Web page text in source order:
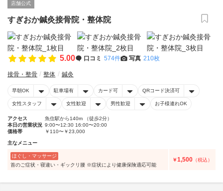
店舗公式
すぎおか鍼灸接骨院・整体院
5.00 口コミ 574件 写真 210枚
接骨・整骨 整体 鍼灸
早朝OK 駐車場有 カード可 QRコード決済可
女性スタッフ 女性歓迎 男性歓迎 お子様連れOK
アクセス
魚住駅から140m （徒歩2分）
本日の営業状況 9:00〜12:30 16:00〜20:00
価格帯
￥110〜￥23,000
主なメニュー
ほぐし・マッサージ
首のご症状・寝違い・ギックリ腰 ※症状により健康保険適応可能
￥1,500 （税込）